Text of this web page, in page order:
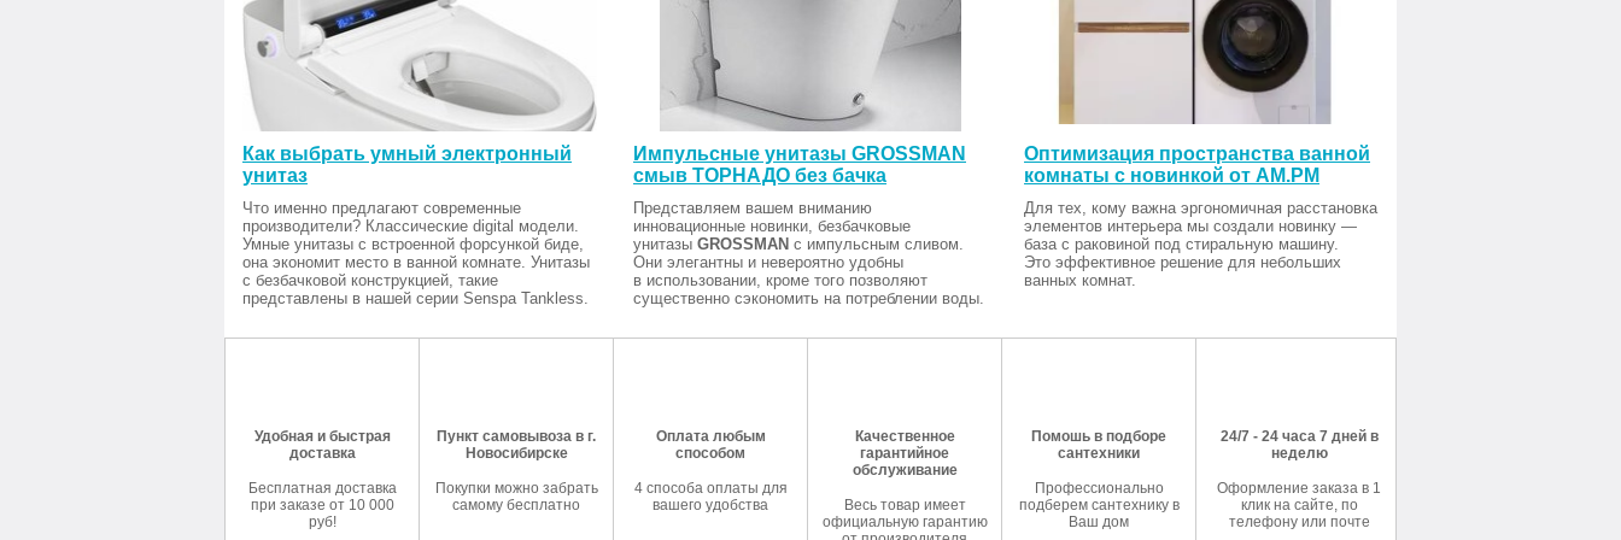
Защита и безопасность
Защита от включения без воды
Да
Защита от перегрева
Да
УЗО (устройство защитного отключения)
Нет
Класс пылевлагозащищенности
Система самодиагностики неисправности
Монтажные
Вариант размещения
Вертикальное
Вид установки (крепления)
Настенная
Верхнее
Мин. рабочее давление
7 бар
Резьба входного патрубка
Как выбрать умный электронный
унитаз
Что именно предлагают современные
производители? Классические digital модели.
Умные унитазы с встроенной форсункой биде,
она экономит место в ванной комнате. Унитазы
с безбачковой конструкцией, такие
представлены в нашей серии Senspa Tankless.
Импульсные унитазы GROSSMAN
смыв ТОРНАДО без бачка
Представляем вашем вниманию
инновационные новинки, безбачковые
унитазы GROSSMAN с импульсным сливом.
Они элегантны и невероятно удобны
в использовании, кроме того позволяют
существенно сэкономить на потреблении воды.
Оптимизация пространства ванной
комнаты с новинкой от AM.PM
Для тех, кому важна эргономичная расстановка
элементов интерьера мы создали новинку —
база с раковиной под стиральную машину.
Это эффективное решение для небольших
ванных комнат.
Удобная и быстрая
доставка
Бесплатная доставка
при заказе от 10 000
руб!
Пункт самовывоза в г.
Новосибирске
Покупки можно забрать
самому бесплатно
Оплата любым
способом
4 способа оплаты для
вашего удобства
Качественное
гарантийное
обслуживание
Весь товар имеет
официальную гарантию
Помошь в подборе
сантехники
Профессионально
подберем сантехнику в
Ваш дом
24/7 - 24 часа 7 дней в
неделю
Оформление заказа в 1
клик на сайте, по
телефону или почте